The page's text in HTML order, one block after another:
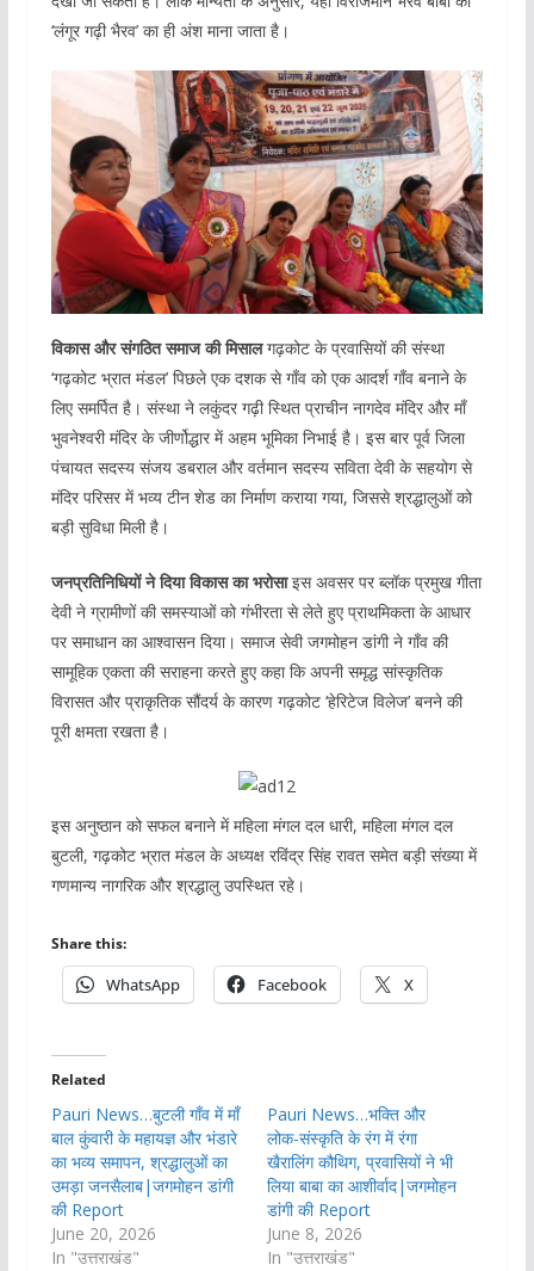
‘लंगूर गढ़ी भैरव’ का ही अंश माना जाता है।
विकास और संगठित समाज की मिसालगढ़कोट के प्रवासियों की संस्था
‘गढ़कोट भ्रात मंडल’ पिछले एक दशक से गाँव को एक आदर्श गाँव बनाने के
लिए समर्पित है। संस्था ने लकुंदर गढ़ी स्थित प्राचीन नागदेव मंदिर और माँ
भुवनेश्वरी मंदिर के जीर्णोद्धार में अहम भूमिका निभाई है। इस बार पूर्व जिला
पंचायत सदस्य संजय डबराल और वर्तमान सदस्य सविता देवी के सहयोग से
मंदिर परिसर में भव्य टीन शेड का निर्माण कराया गया, जिससे श्रद्धालुओं को
बड़ी सुविधा मिली है।
जनप्रतिनिधियों ने दिया विकास का भरोसाइस अवसर पर ब्लॉक प्रमुख गीता
देवी ने ग्रामीणों की समस्याओं को गंभीरता से लेते हुए प्राथमिकता के आधार
पर समाधान का आश्वासन दिया। समाज सेवी जगमोहन डांगी ने गाँव की
सामूहिक एकता की सराहना करते हुए कहा कि अपनी समृद्ध सांस्कृतिक
विरासत और प्राकृतिक सौंदर्य के कारण गढ़कोट ‘हेरिटेज विलेज’ बनने की
पूरी क्षमता रखता है।
इस अनुष्ठान को सफल बनाने में महिला मंगल दल धारी, महिला मंगल दल
बुटली, गढ़कोट भ्रात मंडल के अध्यक्ष रविंद्र सिंह रावत समेत बड़ी संख्या में
गणमान्य नागरिक और श्रद्धालु उपस्थित रहे।
Share this:
WhatsApp Facebook X
Related
Pauri News…बुटली गाँव में माँ
बाल कुंवारी के महायज्ञ और भंडारे
का भव्य समापन, श्रद्धालुओं का
उमड़ा जनसैलाब|जगमोहन डांगी
की Report
June 20, 2026
In "उत्तराखंड"
Pauri News…भक्ति और
लोक-संस्कृति के रंग में रंगा
खैरालिंग कौथिग, प्रवासियों ने भी
लिया बाबा का आशीर्वाद|जगमोहन
डांगी की Report
June 8, 2026
In "उत्तराखंड"